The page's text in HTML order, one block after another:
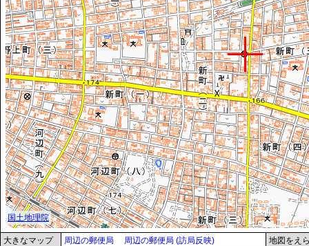
大きなマップ 周辺の郵便局 周辺の郵便局 (訪局反映) 地図をえ